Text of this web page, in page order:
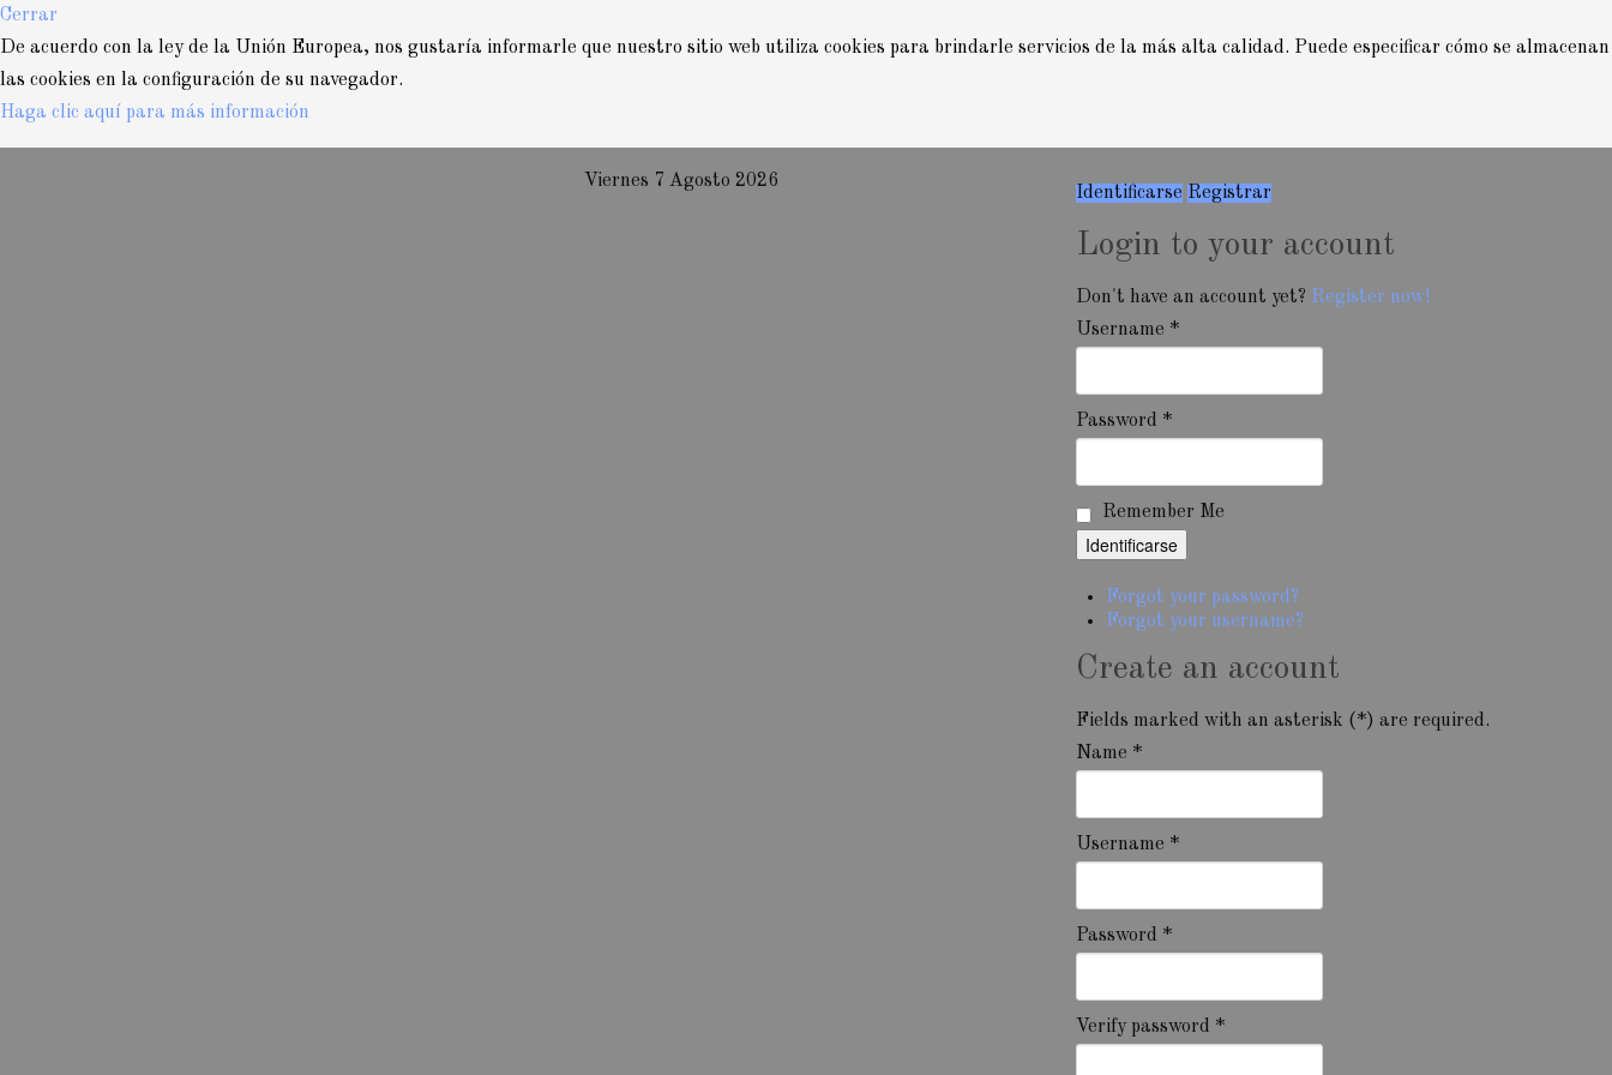
Cerrar
De acuerdo con la ley de la Unión Europea, nos gustaría informarle que nuestro sitio web utiliza cookies para brindarle servicios de la más alta calidad. Puede especificar cómo se almacenan
las cookies en la configuración de su navegador.
Haga clic aquí para más información
Viernes 7 Agosto 2026
Identificarse Registrar
Login to your account
Don't have an account yet? Register now!
Username *
Password *
Remember Me
Forgot your password?
Forgot your username?
Create an account
Fields marked with an asterisk (*) are required.
Name *
Username *
Password *
Verify password *